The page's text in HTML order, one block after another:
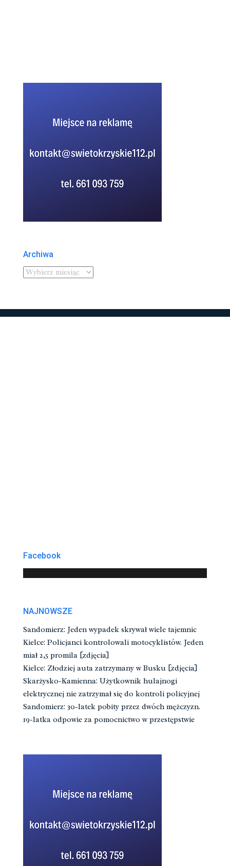
Archiwa
Facebook
NAJNOWSZE
Sandomierz: Jeden wypadek skrywał wiele tajemnic
Kielce: Policjanci kontrolowali motocyklistów. Jeden
miał 2,5 promila [zdjęcia]
Kielce: Złodziej auta zatrzymany w Busku [zdjęcia]
Skarżysko-Kamienna: Użytkownik hulajnogi
elektrycznej nie zatrzymał się do kontroli policyjnej
Sandomierz: 30-latek pobity przez dwóch mężczyzn.
19-latka odpowie za pomocnictwo w przestępstwie